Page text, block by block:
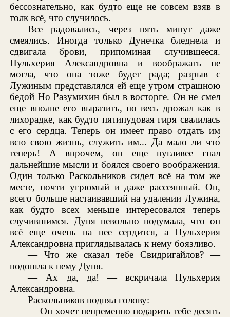
бессознательно, как будто еще не совсем взяв в
толк всё, что случилось.
Все радовались, через пять минут даже
смеялись. Иногда только Дунечка бледнела и
сдвигала брови, припоминая случившееся.
Пульхерия Александровна и воображать не
могла, что она тоже будет рада; разрыв с
Лужиным представлялся ей еще утром страшною
бедой Но Разумихин был в восторге. Он не смел
еще вполне его выразить, но весь дрожал как в
лихорадке, как будто пятипудовая гиря свалилась
с его сердца. Теперь он имеет право отдать им
всю свою жизнь, служить им... Да мало ли что́
теперь! А впрочем, он еще пугливее гнал
дальнейшие мысли и боялся своего воображения.
Один только Раскольников сидел всё на том же
месте, почти угрюмый и даже рассеянный. Он,
всего больше настаивавший на удалении Лужина,
как будто всех меньше интересовался теперь
случившимся. Дуня невольно подумала, что он
всё еще очень на нее сердится, а Пульхерия
Александровна приглядывалась к нему боязливо.
— Что же сказал тебе Свидригайлов? —
подошла к нему Дуня.
— Ах да, да! — вскричала Пульхерия
Александровна.
Раскольников поднял голову:
— Он хочет непременно подарить тебе десять